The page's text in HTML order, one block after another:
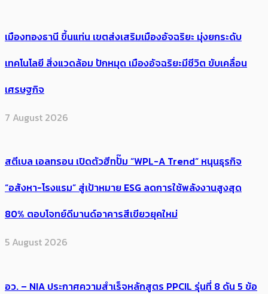
เมืองทองธานี ขึ้นแท่น เขตส่งเสริมเมืองอัจฉริยะ มุ่งยกระดับ
เทคโนโลยี สิ่งแวดล้อม ปักหมุด เมืองอัจฉริยะมีชีวิต ขับเคลื่อน
เศรษฐกิจ
7 August 2026
สตีเบล เอลทรอน เปิดตัวฮีทปั๊ม “WPL-A Trend” หนุนธุรกิจ
“อสังหา-โรงแรม” สู่เป้าหมาย ESG ลดการใช้พลังงานสูงสุด
80% ตอบโจทย์ดีมานด์อาคารสีเขียวยุคใหม่
5 August 2026
อว. – NIA ประกาศความสำเร็จหลักสูตร PPCIL รุ่นที่ 8 ดัน 5 ข้อ